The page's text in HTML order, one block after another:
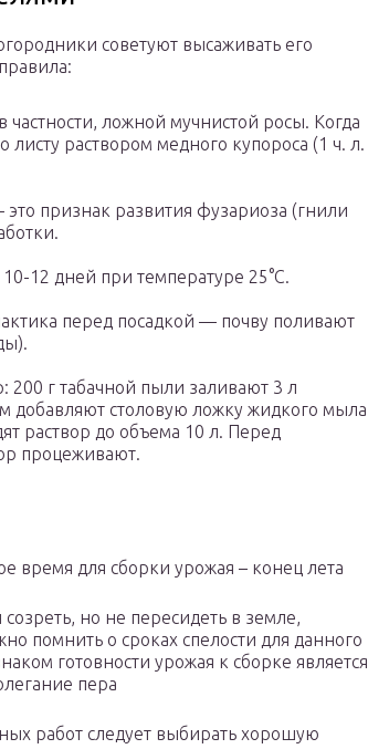
советуют высаживать его
ложной мучнистой росы. Когда
листу раствором медного купороса (1 ч. л.
признак развития фузариоза (гнили
12 дней при температуре 25°С.
перед посадкой — почву поливают
200 г табачной пыли заливают 3 л
добавляют столовую ложку жидкого мыла
раствор до объема 10 л. Перед
процеживают.
время для сборки урожая – конец лета
но не пересидеть в земле,
помнить о сроках спелости для данного
готовности урожая к сборке является
пера
работ следует выбирать хорошую